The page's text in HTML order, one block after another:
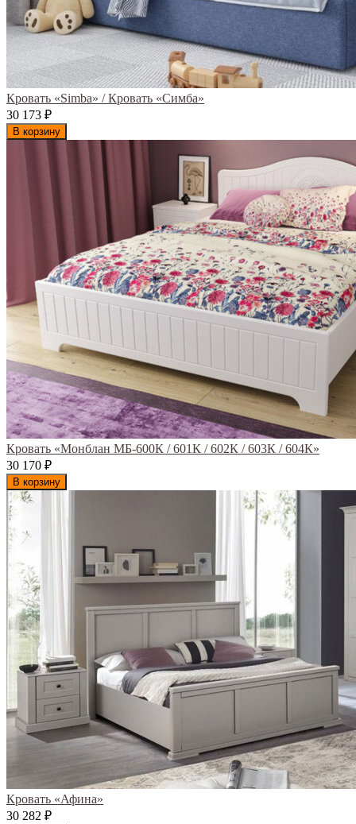
Кровать «Simba» / Кровать «Симба»
30 173 ₽
В корзину
Кровать «Монблан МБ-600К / 601К / 602К / 603К / 604К»
30 170 ₽
В корзину
Кровать «Афина»
30 282 ₽